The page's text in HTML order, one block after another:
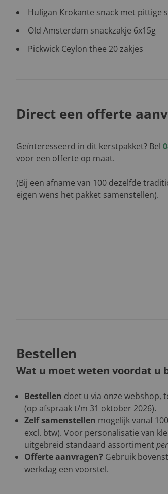
Huligan Krokante snack met pittige
Old Amsterdam snackzakje 6x15g
Pickwick Ceylon thee 20 zakjes
Direct een offerte
Geïnteresseerd in dit kerstpakket? Bel
voor een offerte op maat.
(Bij een afname van 100 dezelfde
eigen wens het pakket samenstellen).
Bestellen
Wat u moet weten voordat u
Bestellen doet u via onze webshop,
(op afspraak t/m 31 oktober 2026).
Zelf samenstellen mogelijk vanaf
excl. btw). Voor personalisatie van
uitgebreid standaard assortiment
Offerte aanvragen? Gebruik
werkdag een voorstel.